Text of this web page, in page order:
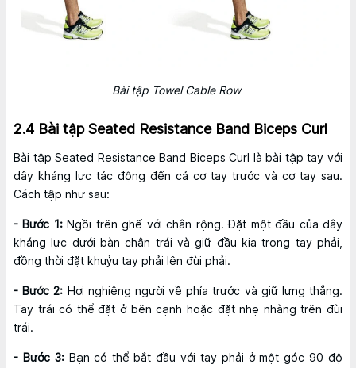
Bài tập Towel Cable Row
2.4 Bài tập Seated Resistance Band Biceps Curl
Bài tập Seated Resistance Band Biceps Curl là bài tập tay với
dây kháng lực tác động đến cả cơ tay trước và cơ tay sau.
Cách tập như sau:
- Bước 1:Ngồi trên ghế với chân rộng. Đặt một đầu của dây
kháng lực dưới bàn chân trái và giữ đầu kia trong tay phải,
đồng thời đặt khuỷu tay phải lên đùi phải.
- Bước 2: Hơi nghiêng người về phía trước và giữ lưng thẳng.
Tay trái có thể đặt ở bên cạnh hoặc đặt nhẹ nhàng trên đùi
trái.
- Bước 3: Bạn có thể bắt đầu với tay phải ở một góc 90 độ